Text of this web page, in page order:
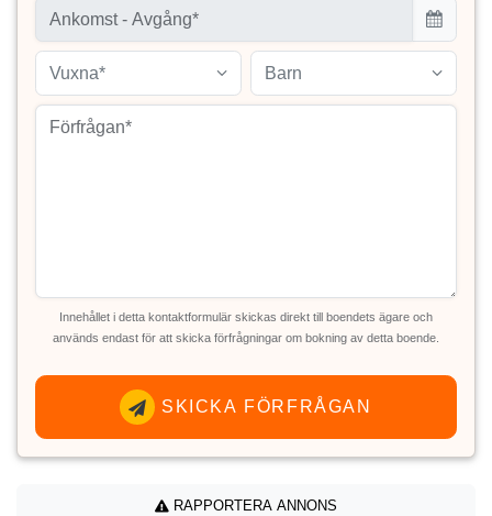
Vuxna* Barn
Innehållet i detta kontaktformulär skickas direkt till boendets ägare och
används endast för att skicka förfrågningar om bokning av detta boende.
SKICKA FÖRFRÅGAN
RAPPORTERA ANNONS